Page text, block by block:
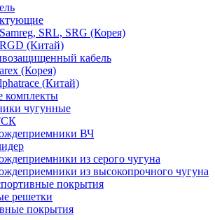
SRL, SRG (Корея)
(Китай)
кабель
(Корея)
(Китай)
комплекты
чугунные
ВЧ
из серого чугуна
из высокопрочного чугуна
покрытия
решетки
покрытия